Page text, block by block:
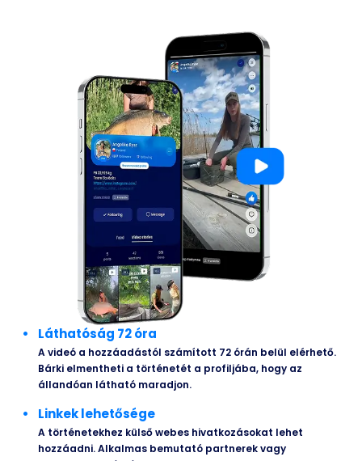
Láthatóság 72 óra
A videó a hozzáadástól számított 72 órán belül elérhető.
Bárki elmentheti a történetét a profiljába, hogy az
állandóan látható maradjon.
Linkek lehetősége
A történetekhez külső webes hivatkozásokat lehet
hozzáadni. Alkalmas bemutató partnerek vagy